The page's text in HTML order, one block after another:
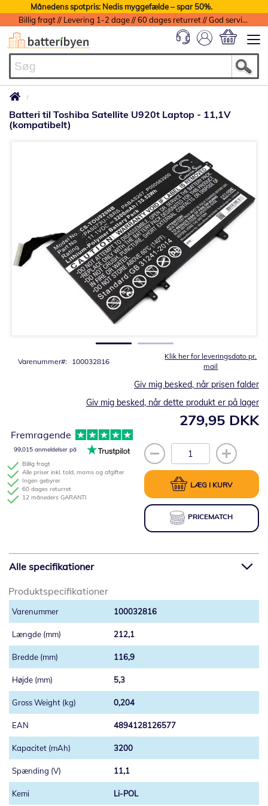
Månedens spotpris: Nedis myggefælde – spar 50%.
Billig fragt // Levering 1-2 dage // 60 dages returret // God service med garanti
Batteri til Toshiba Satellite U920t Laptop - 11,1V
(kompatibelt)
Klik her for leveringsdato pr.
mail
Varenummer 100032816
279,95 DKK
Giv mig besked, når prisen falder
Giv mig besked, når dette produkt er på lager
LÆG I KURV
PRICEMATCH
Billig fragt
Alle priser inkl. told, moms og afgifter
Ingen gebyrer
60 dages returret
12 måneders GARANTI
Fremragende
99,015 anmeldelser på
Alle specifikationer
Produktspecifikationer
100032816
212,1
116,9
5,3
0,204
4894128126577
3200
11,1
Li-POL